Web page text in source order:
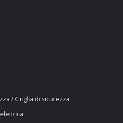
/ Griglia di sicurezza